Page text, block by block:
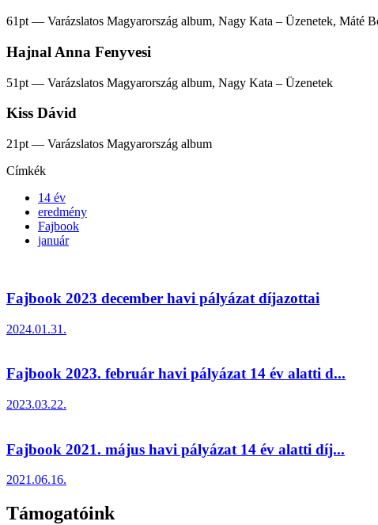
61pt — Varázslatos Magyarország album, Nagy Kata – Üzenetek, Máté
Hajnal Anna Fenyvesi
51pt — Varázslatos Magyarország album, Nagy Kata – Üzenetek
Kiss Dávid
21pt — Varázslatos Magyarország album
Címkék
14 év
eredmény
Fajbook
január
Fajbook 2023 december havi pályázat díjazottai
2024.01.31.
Fajbook 2023. február havi pályázat 14 év alatti d...
2023.03.22.
Fajbook 2021. május havi pályázat 14 év alatti díj...
2021.06.16.
Támogatóink